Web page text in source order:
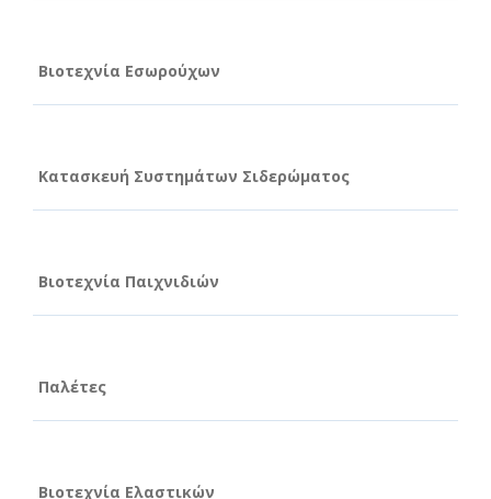
Βιοτεχνία Εσωρούχων
Κατασκευή Συστημάτων Σιδερώματος
Βιοτεχνία Παιχνιδιών
Παλέτες
Βιοτεχνία Ελαστικών